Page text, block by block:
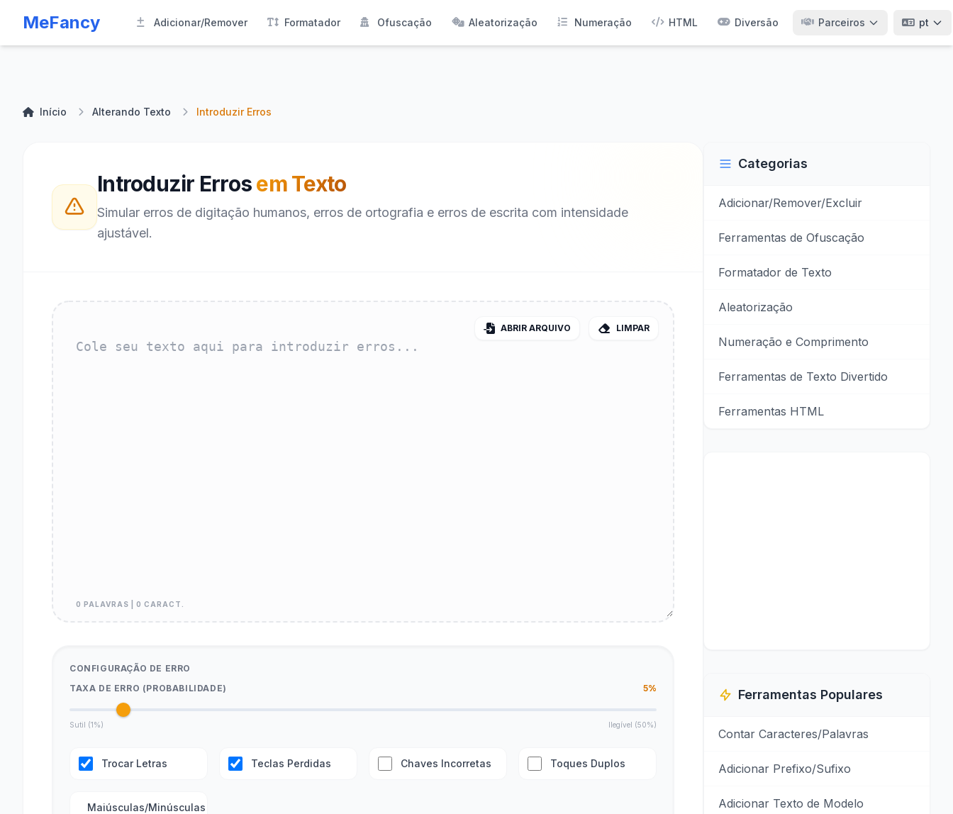
MeFancy Adicionar/Remover Formatador Ofuscação Aleatorização Numeração HTML Diversão Parceiros pt
Início Alterando Texto Introduzir Erros
Introduzir Errosem Texto
Simular erros de digitação humanos, erros de ortografia e erros de escrita com intensidade
ajustável.
ABRIR ARQUIVO LIMPAR
0 PALAVRAS | 0 CARACT.
CONFIGURAÇÃO DE ERRO
TAXA DE ERRO (PROBABILIDADE)
5%
Sutil (1%) Ilegível (50%)
Trocar Letras Teclas Perdidas Chaves Incorretas Toques Duplos
Maiúsculas/Minúsculas
Categorias
Adicionar/Remover/Excluir
Ferramentas de Ofuscação
Formatador de Texto
Aleatorização
Numeração e Comprimento
Ferramentas de Texto Divertido
Ferramentas HTML
Ferramentas Populares
Contar Caracteres/Palavras
Adicionar Prefixo/Sufixo
Adicionar Texto de Modelo